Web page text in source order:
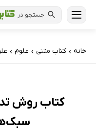
جستجو در
خانه › کتاب‌ متنی › علوم ›
کتاب روش